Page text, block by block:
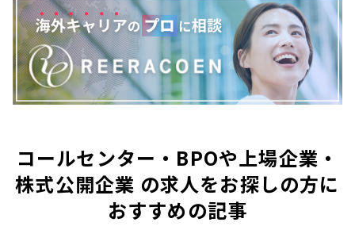
コールセンター・BPOや上場企業・
株式公開企業 の求人をお探しの方に
おすすめの記事